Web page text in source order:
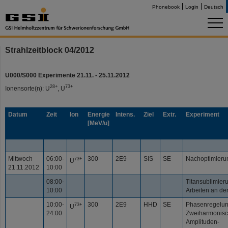
Phonebook Login Deutsch
Strahlzeitblock 04/2012
U000/S000 Experimente 21.11. - 25.11.2012
Ionensorte(n): U28+, U73+
Datum Zeit Ion
Energie
[MeV/u]
Intens. Ziel Extr. Experiment
Mittwoch
21.11.2012
06:00-
10:00
U73+ 300 2E9 SIS SE
08:00-
10:00
Arbeiten an
10:00-
24:00
U73+ 300 2E9 HHD SE
Amplituden-